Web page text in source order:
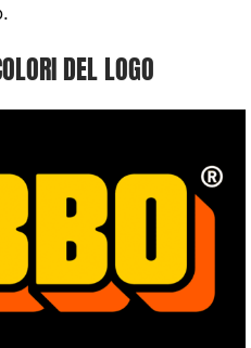
DEL LOGO